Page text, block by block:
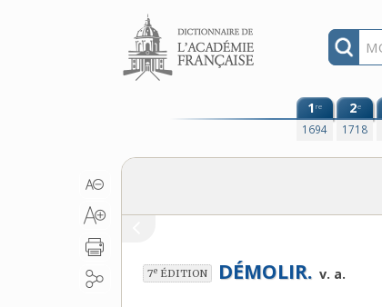
Aller au contenu
1re
1694
2e
1718
7e ÉDITION DÉMOLIR. v. a.